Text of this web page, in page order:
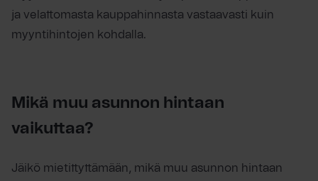
ja velattomasta kauppahinnasta vastaavasti kuin
myyntihintojen kohdalla.
Mikä muu asunnon hintaan
vaikuttaa?
Jäikö mietittyttämään, mikä muu asunnon hintaan